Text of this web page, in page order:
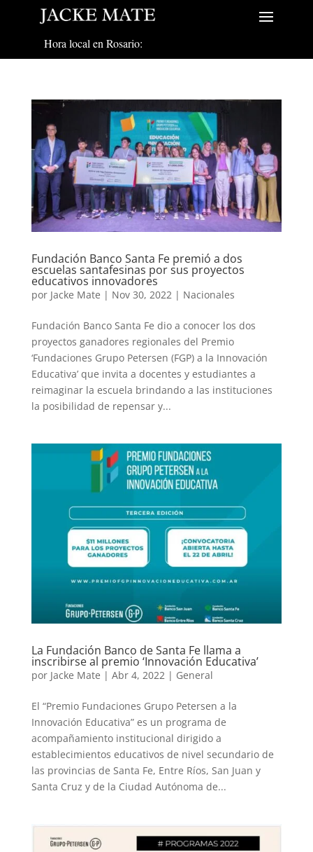
Hora local en Rosario:
Fundación Banco Santa Fe premió a dos
escuelas santafesinas por sus proyectos
educativos innovadores
por Jacke Mate | Nov 30, 2022 | Nacionales
Fundación Banco Santa Fe dio a conocer los dos
proyectos ganadores regionales del Premio
‘Fundaciones Grupo Petersen (FGP) a la Innovación
Educativa’ que invita a docentes y estudiantes a
reimaginar la escuela brindando a las instituciones
la posibilidad de repensar y...
La Fundación Banco de Santa Fe llama a
inscribirse al premio ‘Innovación Educativa’
por Jacke Mate | Abr 4, 2022| General
El “Premio Fundaciones Grupo Petersen a la
Innovación Educativa” es un programa de
acompañamiento institucional dirigido a
establecimientos educativos de nivel secundario de
las provincias de Santa Fe, Entre Ríos, San Juan y
Santa Cruz y de la Ciudad Autónoma de...